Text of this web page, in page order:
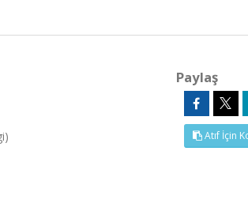
Paylaş
Atıf İçin